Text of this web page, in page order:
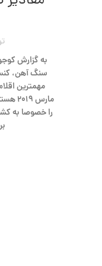
به گزارش
سنگ آهن،
مهمترین